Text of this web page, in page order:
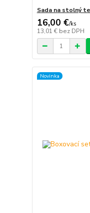
Sada na stolný
16,00 €/ks
13,01 € bez DPH
Novinka